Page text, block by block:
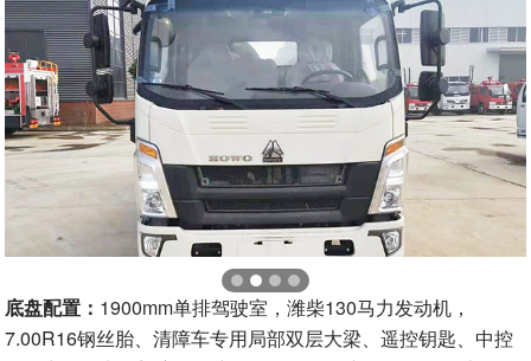
底盘配置： 1900mm单排驾驶室，潍柴130马力发动机，
7.00R16钢丝胎、清障车专用局部双层大梁、遥控钥匙、中控